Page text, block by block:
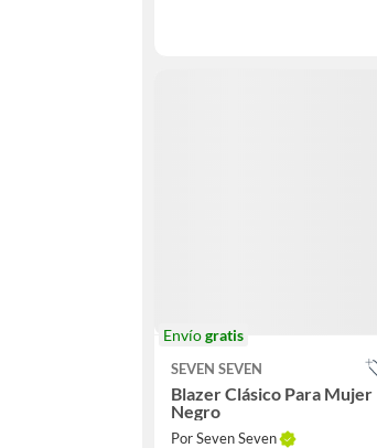
Envíogratis
SEVEN SEVEN
Blazer Clásico Para Mujer
Negro
Por Seven Seven